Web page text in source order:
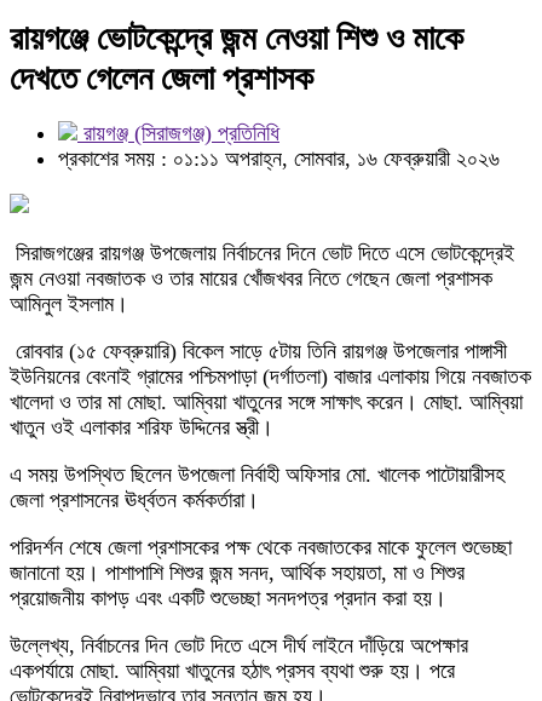
রায়গঞ্জে ভোটকেন্দ্রে জন্ম নেওয়া শিশু ও মাকে
দেখতে গেলেন জেলা প্রশাসক
রায়গঞ্জ (সিরাজগঞ্জ) প্রতিনিধি
প্রকাশের সময় : ০১:১১ অপরাহ্ন, সোমবার, ১৬ ফেব্রুয়ারী ২০২৬
সিরাজগঞ্জের রায়গঞ্জ উপজেলায় নির্বাচনের দিনে ভোট দিতে এসে ভোটকেন্দ্রেই
জন্ম নেওয়া নবজাতক ও তার মায়ের খোঁজখবর নিতে গেছেন জেলা প্রশাসক
আমিনুল ইসলাম।
রোববার (১৫ ফেব্রুয়ারি) বিকেল সাড়ে ৫টায় তিনি রায়গঞ্জ উপজেলার পাঙ্গাসী
ইউনিয়নের বেংনাই গ্রামের পশ্চিমপাড়া (দর্গাতলা) বাজার এলাকায় গিয়ে নবজাতক
খালেদা ও তার মা মোছা. আম্বিয়া খাতুনের সঙ্গে সাক্ষাৎ করেন। মোছা. আম্বিয়া
খাতুন ওই এলাকার শরিফ উদ্দিনের স্ত্রী।
এ সময় উপস্থিত ছিলেন উপজেলা নির্বাহী অফিসার মো. খালেক পাটোয়ারীসহ
জেলা প্রশাসনের ঊর্ধ্বতন কর্মকর্তারা।
পরিদর্শন শেষে জেলা প্রশাসকের পক্ষ থেকে নবজাতকের মাকে ফুলেল শুভেচ্ছা
জানানো হয়। পাশাপাশি শিশুর জন্ম সনদ, আর্থিক সহায়তা, মা ও শিশুর
প্রয়োজনীয় কাপড় এবং একটি শুভেচ্ছা সনদপত্র প্রদান করা হয়।
উল্লেখ্য, নির্বাচনের দিন ভোট দিতে এসে দীর্ঘ লাইনে দাঁড়িয়ে অপেক্ষার
একপর্যায়ে মোছা. আম্বিয়া খাতুনের হঠাৎ প্রসব ব্যথা শুরু হয়। পরে
ভোটকেন্দ্রেই নিরাপদভাবে তার সন্তান জন্ম হয়।